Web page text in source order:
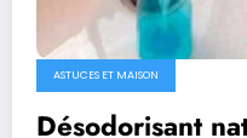
ASTUCES ET MAISON
Désodorisant